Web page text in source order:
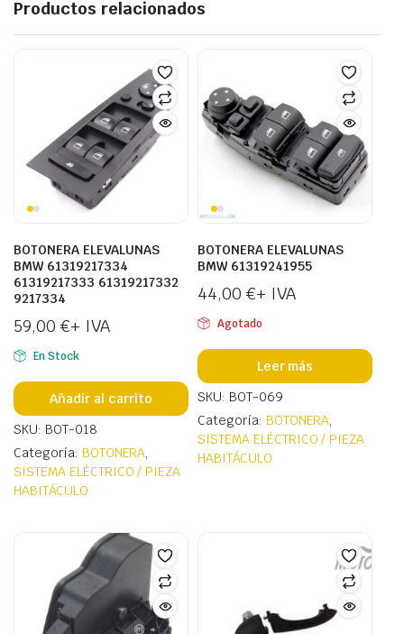
Productos relacionados
BOTONERA ELEVALUNAS
BMW 61319217334
61319217333 61319217332
9217334
59,00 €+ IVA
En Stock
Añadir al carrito
SKU: BOT-018
Categoría: BOTONERA,
SISTEMA ELÉCTRICO / PIEZA
HABITÁCULO
BOTONERA ELEVALUNAS
BMW 61319241955
44,00 €+ IVA
Agotado
Leer más
SKU: BOT-069
Categoría: BOTONERA,
SISTEMA ELÉCTRICO / PIEZA
HABITÁCULO